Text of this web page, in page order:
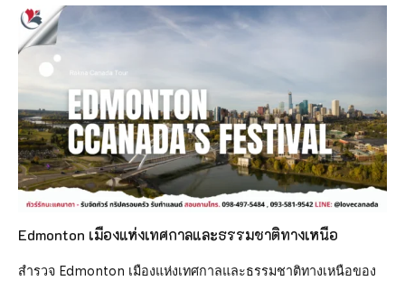
Edmonton เมืองแห่งเทศกาลและธรรมชาติทางเหนือ
สำรวจ Edmonton เมืองแห่งเทศกาลและธรรมชาติทางเหนือของ